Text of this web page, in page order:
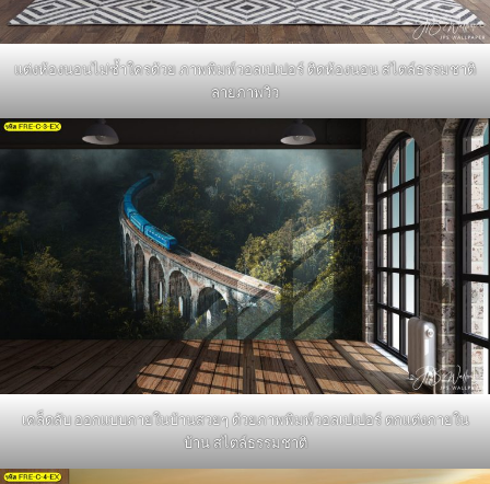
แต่งห้องนอนไม่ซ้ำใครด้วย ภาพพิมพ์วอลเปเปอร์ ติดห้องนอน สไตล์ธรรมชาติ
ลายภาพวิว
เคล็ดลับ ออกแบบภายในบ้านสวยๆ ด้วยภาพพิมพ์วอลเปเปอร์ ตกแต่งภายใน
บ้าน สไตล์ธรรมชาติ